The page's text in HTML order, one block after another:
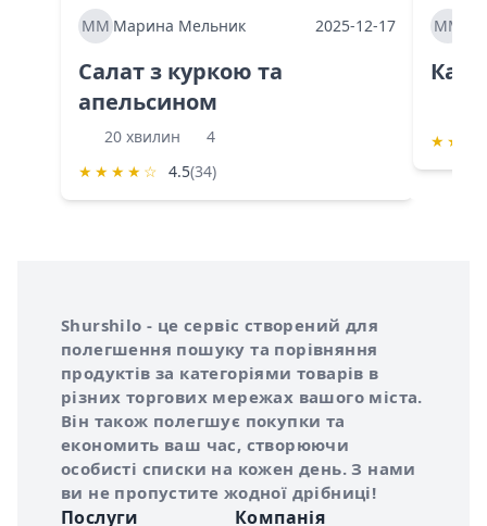
ММ Марина Мельник 2025-12-17
Салат з куркою та
апельсином
20 хвилин
4
★ ★ ★ ★ ☆ 4.5(34)
ММ
★ ★
Про сервіс Shurshilo
Shurshilo - це сервіс створений для
полегшення пошуку та порівняння
продуктів за категоріями товарів в
різних торгових мережах вашого міста.
Він також полегшує покупки та
економить ваш час, створюючи
особисті списки на кожен день. З нами
ви не пропустите жодної дрібниці!
Послуги Компанія